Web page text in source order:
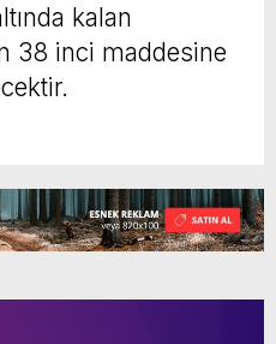
kalan
38 inci maddesine